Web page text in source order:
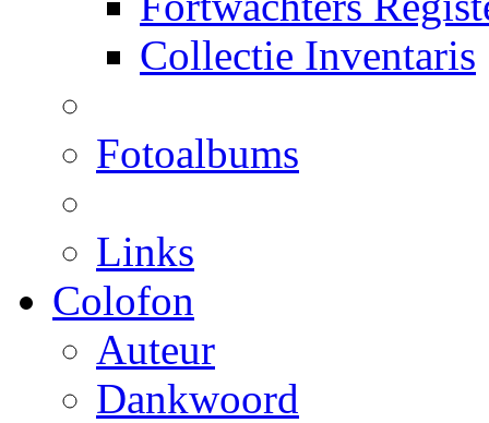
Collectie Inventaris
Fotoalbums
Links
Colofon
Auteur
Dankwoord